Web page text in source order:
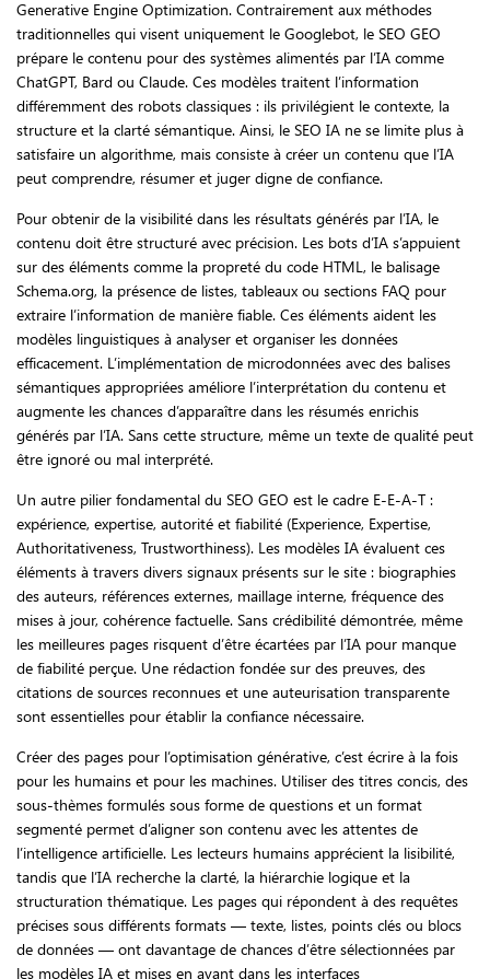
Generative Engine Optimization. Contrairement aux méthodes
traditionnelles qui visent uniquement le Googlebot, le SEO GEO
prépare le contenu pour des systèmes alimentés par l’IA comme
ChatGPT, Bard ou Claude. Ces modèles traitent l’information
différemment des robots classiques : ils privilégient le contexte, la
structure et la clarté sémantique. Ainsi, le SEO IA ne se limite plus à
satisfaire un algorithme, mais consiste à créer un contenu que l’IA
peut comprendre, résumer et juger digne de confiance.
Pour obtenir de la visibilité dans les résultats générés par l’IA, le
contenu doit être structuré avec précision. Les bots d’IA s’appuient
sur des éléments comme la propreté du code HTML, le balisage
Schema.org, la présence de listes, tableaux ou sections FAQ pour
extraire l’information de manière fiable. Ces éléments aident les
modèles linguistiques à analyser et organiser les données
efficacement. L’implémentation de microdonnées avec des balises
sémantiques appropriées améliore l’interprétation du contenu et
augmente les chances d’apparaître dans les résumés enrichis
générés par l’IA. Sans cette structure, même un texte de qualité peut
être ignoré ou mal interprété.
Un autre pilier fondamental du SEO GEO est le cadre E-E-A-T :
expérience, expertise, autorité et fiabilité (Experience, Expertise,
Authoritativeness, Trustworthiness). Les modèles IA évaluent ces
éléments à travers divers signaux présents sur le site : biographies
des auteurs, références externes, maillage interne, fréquence des
mises à jour, cohérence factuelle. Sans crédibilité démontrée, même
les meilleures pages risquent d’être écartées par l’IA pour manque
de fiabilité perçue. Une rédaction fondée sur des preuves, des
citations de sources reconnues et une auteurisation transparente
sont essentielles pour établir la confiance nécessaire.
Créer des pages pour l’optimisation générative, c’est écrire à la fois
pour les humains et pour les machines. Utiliser des titres concis, des
sous-thèmes formulés sous forme de questions et un format
segmenté permet d’aligner son contenu avec les attentes de
l’intelligence artificielle. Les lecteurs humains apprécient la lisibilité,
tandis que l’IA recherche la clarté, la hiérarchie logique et la
structuration thématique. Les pages qui répondent à des requêtes
précises sous différents formats — texte, listes, points clés ou blocs
de données — ont davantage de chances d’être sélectionnées par
les modèles IA et mises en avant dans les interfaces